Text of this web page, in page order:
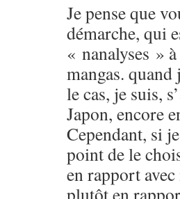
Je pense que
démarche, qui
« nanalyses »
mangas. quand
le cas, je suis,
Japon, encore
Cependant, si
point de le
en rapport avec
plutôt en